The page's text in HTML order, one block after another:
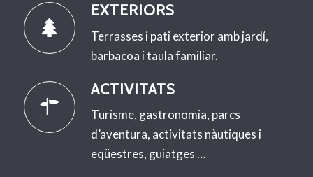
EXTERIORS
Terrasses i pati exterior amb jardí,
barbacoa i taula familiar.
ACTIVITATS
Turisme, gastronomia, parcs
d’aventura, activitats nàutiques i
eqüestres, guiatges …